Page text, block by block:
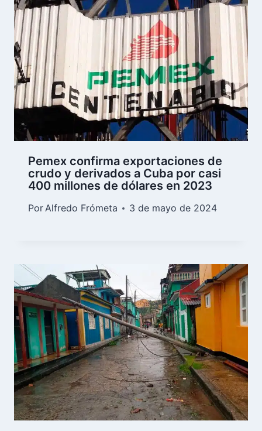
Pemex confirma exportaciones de
crudo y derivados a Cuba por casi
400 millones de dólares en 2023
PorAlfredo Frómeta 3 de mayo de 2024